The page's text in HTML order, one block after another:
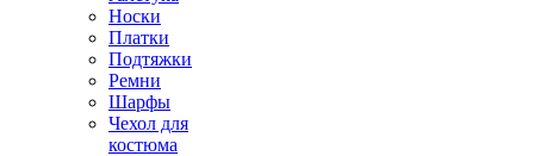
Носки
Платки
Подтяжки
Ремни
Шарфы
Чехол для
костюма